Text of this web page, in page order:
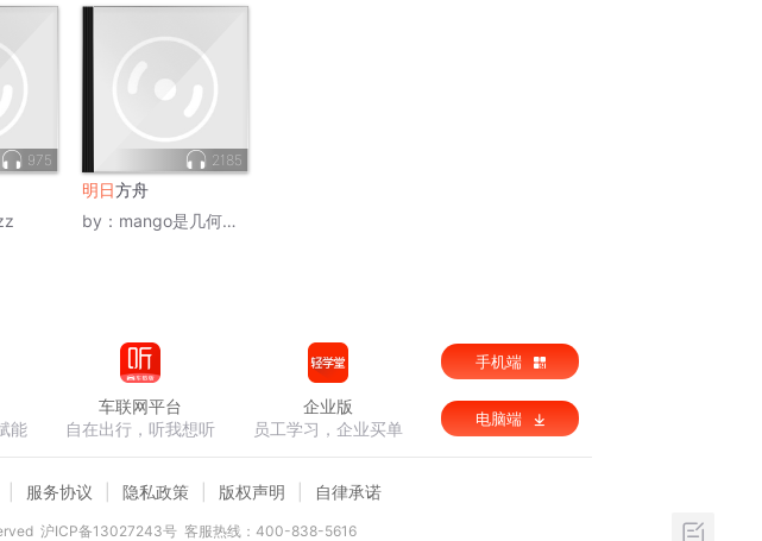
975 2185
明日方舟
by： mango是几何的狗
能
车联网平台
自在出行，听我想听
企业版
员工学习，企业买单
手机端
电脑端
服务协议 隐私政策 版权声明 自律承诺
沪ICP备13027243号 客服热线：400-838-5616